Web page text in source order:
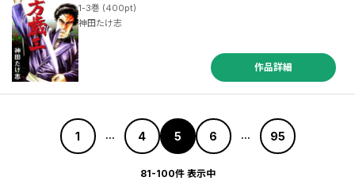
1-3巻 (400pt)
神田たけ志
作品詳細
1 ... 4 5 6 ... 95
81-100件 表示中